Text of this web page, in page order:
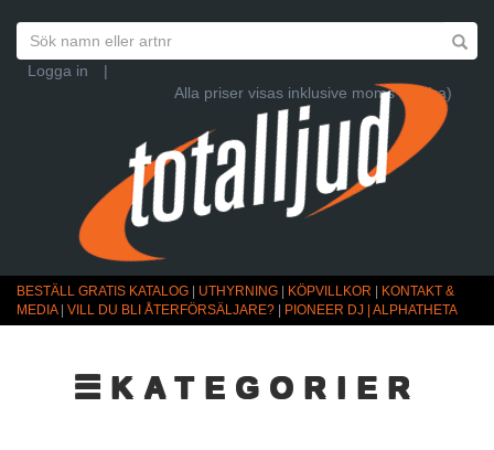
Logga in
|
Alla priser visas inklusive moms (Ändra)
BESTÄLL GRATIS KATALOG UTHYRNING KÖPVILLKOR
KONTAKT &
MEDIA| VILL DU BLI ÅTERFÖRSÄLJARE? PIONEER DJ | ALPHATHETA
☰KATEGORIER